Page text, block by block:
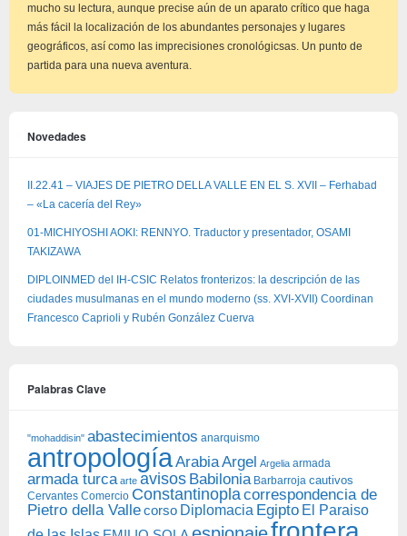
mucho su lectura, aunque precise aún de un aparato crítico que haga
más fácil la localización de los abundantes personajes y lugares
geográficos, así como las imprecisiones cronológicsas. Un punto de
partida para una nueva aventura.
Novedades
II.22.41 – VIAJES DE PIETRO DELLA VALLE EN EL S. XVII – Ferhabad
– «La cacería del Rey»
01-MICHIYOSHI AOKI: RENNYO. Traductor y presentador, OSAMI
TAKIZAWA
DIPLOINMED del IH-CSIC Relatos fronterizos: la descripción de las
ciudades musulmanas en el mundo moderno (ss. XVI-XVII) Coordinan
Francesco Caprioli y Rubén González Cuerva
Palabras Clave
"mohaddisin" abastecimientos anarquismo
antropología ArabiaArgel Argelia armada
armada turca arte avisos Babilonia Barbarroja cautivos
Cervantes Comercio Constantinopla correspondencia de
Pietro della Vallecorso Diplomacia Egipto El Paraiso
frontera